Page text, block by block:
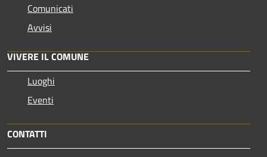
Comunicati
Avvisi
VIVERE IL COMUNE
Luoghi
Eventi
CONTATTI